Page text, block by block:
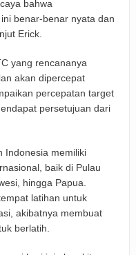
bahwa
benar-benar nyata dan
Erick.
yang rencananya
akan dipercepat
percepatan target
persetujuan dari
Indonesia memiliki
baik di Pulau
hingga Papua.
latihan untuk
akibatnya membuat
berlatih.